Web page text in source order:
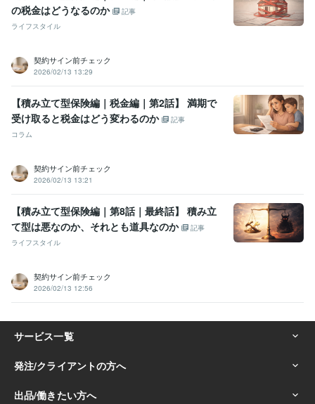
の税金はどうなるのか
記事
ライフスタイル
契約サイン前チェック
2026/02/13 13:29
【積み立て型保険編｜税金編｜第2話】 満期で
受け取ると税金はどう変わるのか
記事
コラム
契約サイン前チェック
2026/02/13 13:21
【積み立て型保険編｜第8話｜最終話】 積み立
て型は悪なのか、それとも道具なのか
記事
ライフスタイル
契約サイン前チェック
2026/02/13 12:56